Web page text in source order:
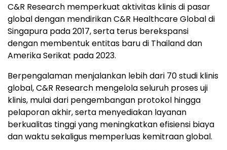
C&R Research memperkuat aktivitas klinis di pasar
global dengan mendirikan C&R Healthcare Global di
Singapura pada 2017, serta terus berekspansi
dengan membentuk entitas baru di Thailand dan
Amerika Serikat pada 2023.
Berpengalaman menjalankan lebih dari 70 studi klinis
global, C&R Research mengelola seluruh proses uji
klinis, mulai dari pengembangan protokol hingga
pelaporan akhir, serta menyediakan layanan
berkualitas tinggi yang meningkatkan efisiensi biaya
dan waktu sekaligus memperluas kemitraan global.